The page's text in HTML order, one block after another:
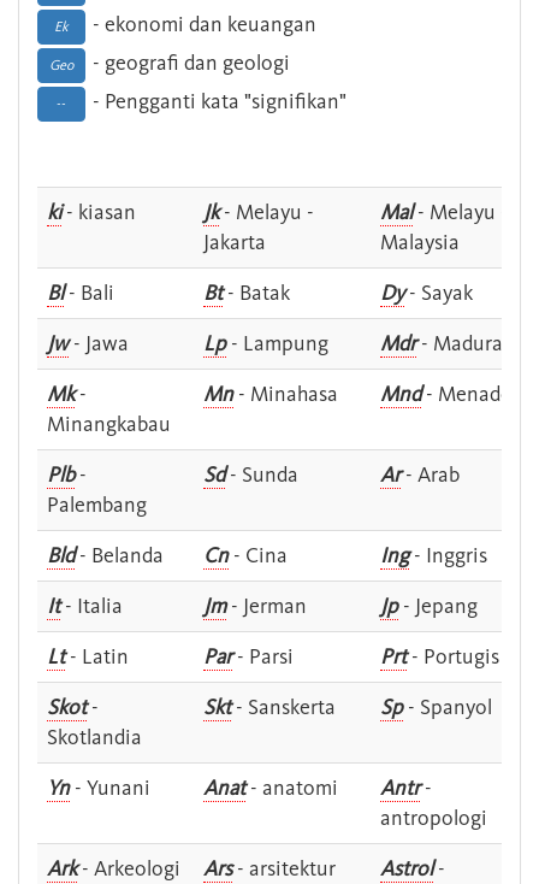
Ek - ekonomi dan keuangan
Geo - geografi dan geologi
-- - Pengganti kata "signifikan"
ki- kiasan Jk- Melayu -
Jakarta
Mal- Melayu -
Malaysia
Bl- Bali Bt- Batak Dy- Sayak
Jw- Jawa Lp- Lampung Mdr- Madura
Mk-
Minangkabau
Mn- Minahasa Mnd- Menado
Plb-
Palembang
Sd- Sunda Ar- Arab
Bld- Belanda Cn- Cina Ing- Inggris
It- Italia Jm- Jerman Jp- Jepang
Lt- Latin Par- Parsi Prt- Portugis
Skot-
Skotlandia
Skt- Sanskerta Sp- Spanyol
Yn- Yunani Anat- anatomi Antr-
antropologi
Ark- Arkeologi Ars- arsitektur Astrol-